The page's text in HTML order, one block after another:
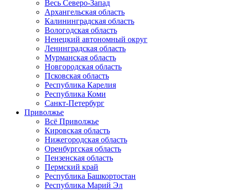
Весь Северо-Запад
Архангельская область
Калининградская область
Вологодская область
Ненецкий автономный округ
Ленинградская область
Мурманская область
Новгородская область
Псковская область
Республика Карелия
Республика Коми
Санкт-Петербург
Приволжье
Всё Приволжье
Кировская область
Нижегородская область
Оренбургская область
Пензенская область
Пермский край
Республика Башкортостан
Республика Марий Эл